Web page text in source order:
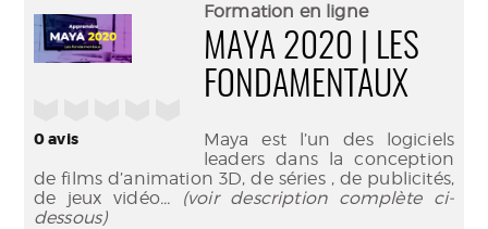
0avis
Formation en ligne
MAYA 2020 | LES
FONDAMENTAUX
Maya est l’un des logiciels
leaders dans la conception
de films d’animation 3D, de séries , de publicités,
de jeux vidéo... (voir description complète ci-
dessous)